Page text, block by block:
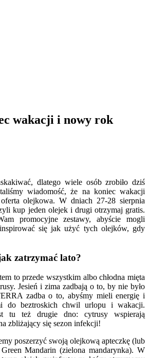
wakacji i nowy rok
dlatego wiele osób zrobiło dziś
wiadomość, że na koniec wakacji
olejkowa. W dniach 27-28 sierpnia
kup jeden olejek i drugi otrzymaj gratis.
promocyjne zestawy, abyście mogli
się jak użyć tych olejków, gdy
zatrzymać lato?
to przede wszystkim albo chłodna mięta
Jesień i zima zadbają o to, by nie było
zadba o to, abyśmy mieli energię i
do beztroskich chwil urlopu i wakacji.
tu też drugie dno: cytrusy wspierają
zbliżający się sezon infekcji!
poszerzyć swoją olejkową apteczkę (lub
Mandarin (zielona mandarynka). W